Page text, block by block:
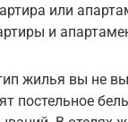
или
и
жилья вы не
постельное